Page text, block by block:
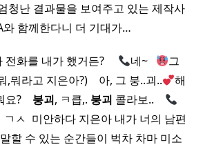
청난 결과물을 보여주고 있는 제작사
와 함께한다니 더 기대가…
화를 내가 했거든? 네~ ​ ​
그
,뭐라고 지은아?) ​ ​ ​ 아, 그 붕..괴..
해
? 붕괴, ㅋ큽,. 붕괴 콜라보.. ​ ​ ​
ㄱㅅ ​ 미안하다 지은아 내가 너의 남편
할 수 있는 순간들이 벅차 차마 미소